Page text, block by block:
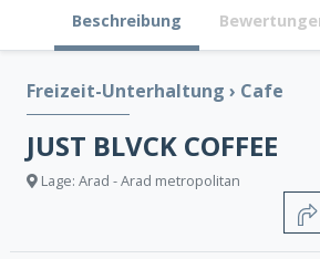
Beschreibung
Freizeit-Unterhaltung › Cafe
JUST BLVCK COFFEE
Lage: Arad - Arad metropolitan